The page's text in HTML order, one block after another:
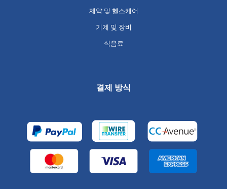
제약 및 헬스케어
기계 및 장비
식음료
결제 방식